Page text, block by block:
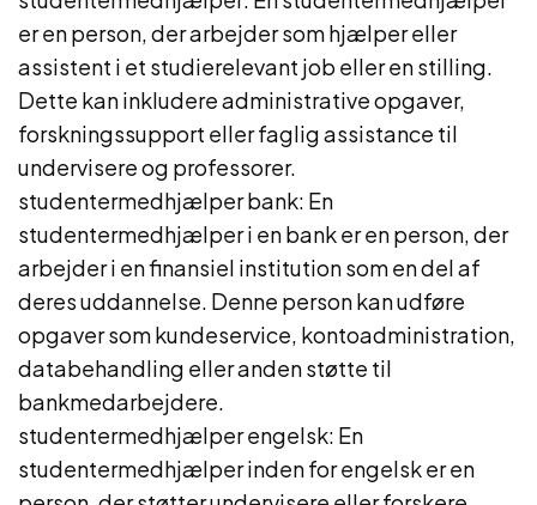
er en person, der arbejder som hjælper eller
assistent i et studierelevant job eller en stilling.
Dette kan inkludere administrative opgaver,
forskningssupport eller faglig assistance til
undervisere og professorer.
studentermedhjælper bank: En
studentermedhjælper i en bank er en person, der
arbejder i en finansiel institution som en del af
deres uddannelse. Denne person kan udføre
opgaver som kundeservice, kontoadministration,
databehandling eller anden støtte til
bankmedarbejdere.
studentermedhjælper engelsk: En
studentermedhjælper inden for engelsk er en